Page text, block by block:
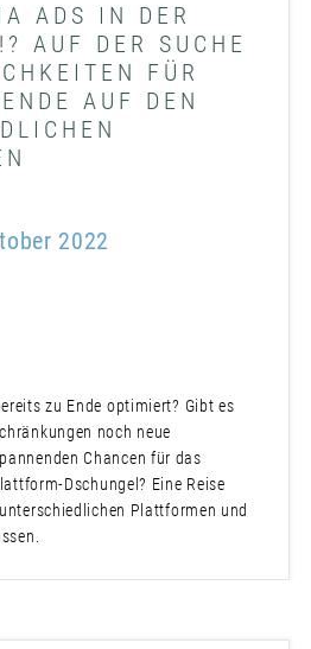
ADS IN DER
AUF DER SUCHE
FÜR
AUF DEN
2022
zu Ende optimiert? Gibt es
noch neue
Chancen für das
Dschungel? Eine Reise
Plattformen und